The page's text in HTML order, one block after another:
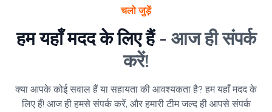
चलो जुड़ें
हम यहाँ मदद के लिए हैं - आज ही संपर्क
करें!
क्या आपके कोई सवाल हैं या सहायता की आवश्यकता है? हम यहाँ मदद के
लिए हैं! आज ही हमसे संपर्क करें, और हमारी टीम जल्द ही आपसे संपर्क